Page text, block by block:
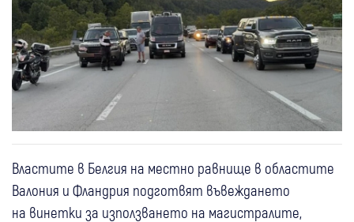
Властите в Белгия на местно равнище в областите
Валония и Фландрия подготвят въвеждането
на винетки за използването на магистралите,